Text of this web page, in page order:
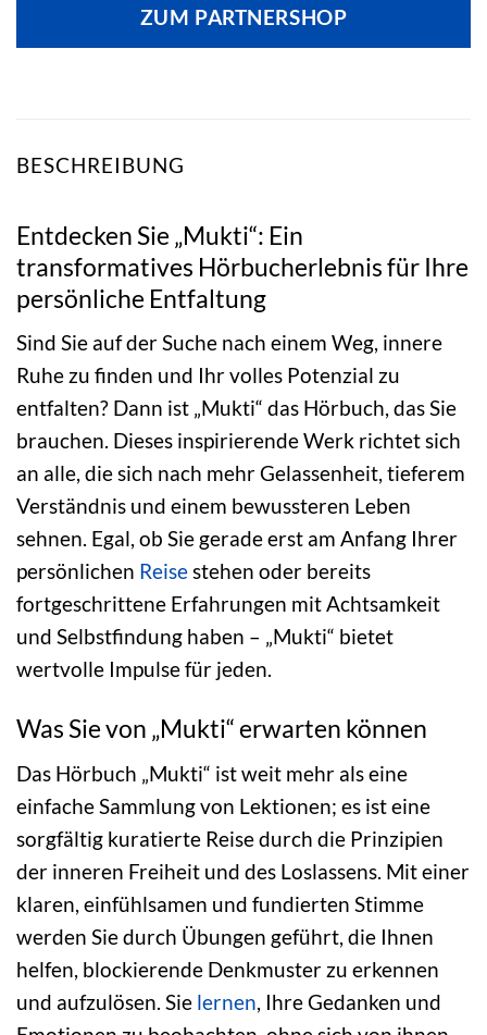
ZUM PARTNERSHOP
BESCHREIBUNG
Entdecken Sie „Mukti“: Ein
transformatives Hörbucherlebnis für Ihre
persönliche Entfaltung
Sind Sie auf der Suche nach einem Weg, innere
Ruhe zu finden und Ihr volles Potenzial zu
entfalten? Dann ist „Mukti“ das Hörbuch, das Sie
brauchen. Dieses inspirierende Werk richtet sich
an alle, die sich nach mehr Gelassenheit, tieferem
Verständnis und einem bewussteren Leben
sehnen. Egal, ob Sie gerade erst am Anfang Ihrer
persönlichen Reisestehen oder bereits
fortgeschrittene Erfahrungen mit Achtsamkeit
und Selbstfindung haben – „Mukti“ bietet
wertvolle Impulse für jeden.
Was Sie von „Mukti“ erwarten können
Das Hörbuch „Mukti“ ist weit mehr als eine
einfache Sammlung von Lektionen; es ist eine
sorgfältig kuratierte Reise durch die Prinzipien
der inneren Freiheit und des Loslassens. Mit einer
klaren, einfühlsamen und fundierten Stimme
werden Sie durch Übungen geführt, die Ihnen
helfen, blockierende Denkmuster zu erkennen
und aufzulösen. Sie lernen , Ihre Gedanken und